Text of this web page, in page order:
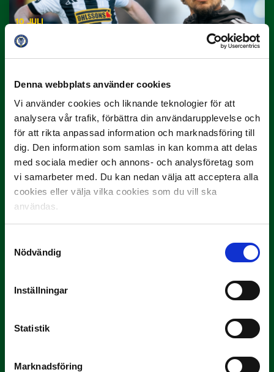
Denna webbplats använder cookies
Vi använder cookies och liknande teknologier för att
analysera vår trafik, förbättra din användarupplevelse och
för att rikta anpassad information och marknadsföring till
dig. Den information som samlas in kan komma att delas
med sociala medier och annons- och analysföretag som
vi samarbeter med. Du kan nedan välja att acceptera alla
cookies eller välja vilka cookies som du vill ska
användas.
Nödvändig
Inställningar
Statistik
Marknadsföring
10 JULI
Dubbla Landskrona-priser när juni
summeras
9 JULI
Han gjorde Månadens Mål i juni: ”En
projektil”